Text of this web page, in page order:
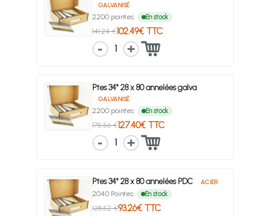
GALVANISÉ
2200 pointes En stock
141.24 €102.49€ TTC
1
Ptes 34° 28 x 80 annelées galva
GALVANISÉ
2200 pointes En stock
175.56 €127.40€ TTC
1
Ptes 34° 28 x 80 annelées PDC ACIER
2040 Pointes En stock
128.52 €93.26€ TTC